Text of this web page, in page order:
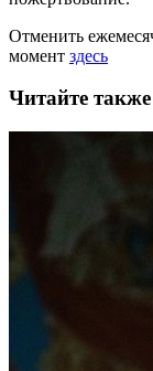
Отменить
момент здесь
Читайте также